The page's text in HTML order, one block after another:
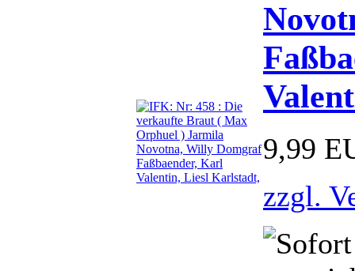
9,99
zzgl.